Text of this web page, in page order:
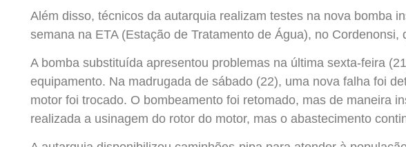
Além disso, técnicos da autarquia realizam testes na nova bomba
semana na ETA (Estação de Tratamento de Água), no Cordenonsi,
A bomba substituída apresentou problemas na última sexta-feira
equipamento. Na madrugada de sábado (22), uma nova falha foi
motor foi trocado. O bombeamento foi retomado, mas de maneira
realizada a usinagem do rotor do motor, mas o abastecimento